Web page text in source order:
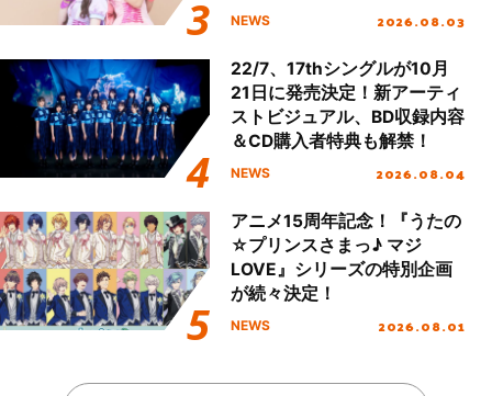
える」TVサイズ先行配信開
NEWS 2026.08.03
22/7、17thシングルが10月
21日に発売決定！新アーティ
ストビジュアル、BD収録内容
＆CD購入者特典も解禁！
NEWS 2026.08.04
アニメ15周年記念！『うたの
☆プリンスさまっ♪ マジ
LOVE』シリーズの特別企画
が続々決定！
NEWS 2026.08.01